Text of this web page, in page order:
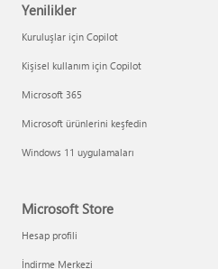
Yenilikler
Kuruluşlar için Copilot
Kişisel kullanım için Copilot
Microsoft 365
Microsoft ürünlerini keşfedin
Windows 11 uygulamaları
Microsoft Store
Hesap profili
İndirme Merkezi